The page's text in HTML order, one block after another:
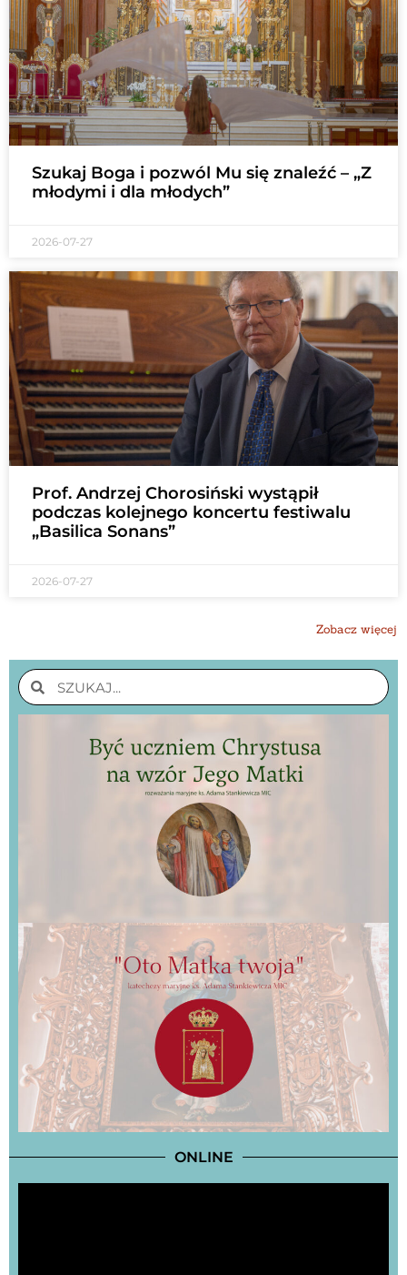
Szukaj Boga i pozwól Mu się znaleźć – „Z
młodymi i dla młodych”
2026-07-27
Prof. Andrzej Chorosiński wystąpił
podczas kolejnego koncertu festiwalu
„Basilica Sonans”
2026-07-27
Zobacz więcej
ONLINE